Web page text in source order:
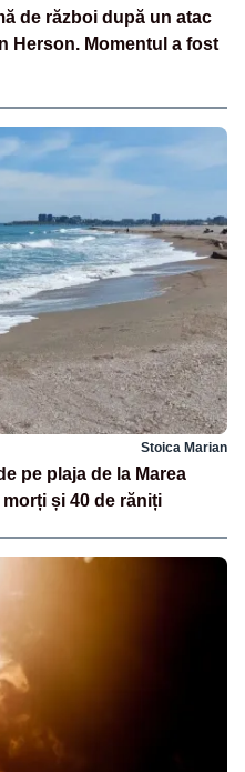
de război după un atac
Herson. Momentul a fost
Stoica Marian
pe plaja de la Marea
și 40 de răniți